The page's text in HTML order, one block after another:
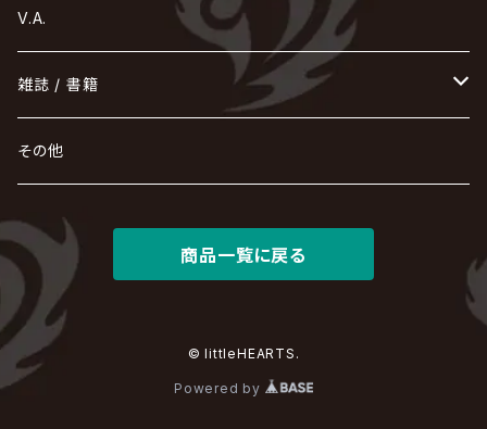
アリス九號. / ALICE NINE. / A9
有村竜太朗
ΛrlequiΩ / アルルカン
cali≠gari
河村隆一
己龍
黒夢
ジグソウ
シド
JAKIGAN MEISTER
Chanty
Janne Da Arc
SPLENDID GOD GIRAFFE
SLAPSLY / CHIYU
逹瑯
DAVID / SUI / 縁
DARRELL
DEXCORE
TAKE NO BREAK
DEZERT
Tourbillon
Dolly
TЯicKY
NEVERLAND
NoGoD
NOCTURNAL BLOODLUST
薔薇の宮殿
BAROQUE
HIDE-ZOU
ビバラッシュ
Fatüm
Plastic Tree
Frantic EMIRY
Blu-BiLLioN
BabyKingdom
THE BEETHOVEN
HELLBROTH / ヘルブロス
The Benjamin
ペンタゴン
ほ
POIDOL
HOLLOWGRAM
マツタケワークス
摩天楼オペラ
THE MADNA
ミスイ
美良政次
MIRAGE
MUCC / ムック
め
メトロノーム
MERRY / メリー
も
THE MORTAL
最上川司
YUKIYA / 藤田幸也
ユナイト
よ
rice
Rides In ReVellion
La'veil MizeriA
LAB.THE BASEMENT / ラボ ザ ベヰスメント
RAN / 蘭
り
Leetspeak monsters
Ricky
RENAME
LIBRAVEL / リブラヴェル
る
Ruiza
LUNA SEA
れ
the Raid.
REIGN
Royz
ロマン急行
わ
wyse
我が為
V.A.
雑誌 / 書籍
hévn
その他
商品一覧に戻る
© littleHEARTS.
Powered by